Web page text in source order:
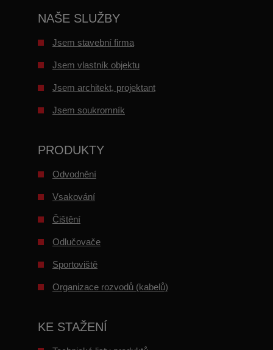
NAŠE SLUŽBY
Jsem stavební firma
Jsem vlastník objektu
Jsem architekt, projektant
Jsem soukromník
PRODUKTY
Odvodnění
Vsakování
Čištění
Odlučovače
Sportoviště
Organizace rozvodů (kabelů)
KE STAŽENÍ